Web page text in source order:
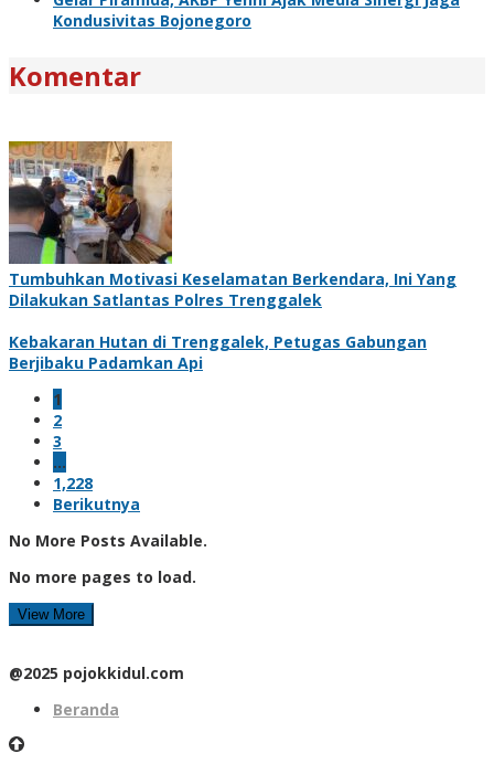
Kondusivitas Bojonegoro
Komentar
Tumbuhkan Motivasi Keselamatan Berkendara, Ini Yang
Dilakukan Satlantas Polres Trenggalek
Kebakaran Hutan di Trenggalek, Petugas Gabungan
Berjibaku Padamkan Api
1
2
3
…
1,228
Berikutnya
No More Posts Available.
No more pages to load.
View More
@2025 pojokkidul.com
Beranda